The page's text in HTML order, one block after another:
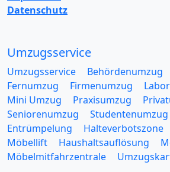
Datenschutz
Umzugsservice
Umzugsservice Behördenumzug
Fernumzug
Firmenumzug
Mini Umzug
Praxisumzug
Seniorenumzug
Studentenumzug
Entrümpelung
Halteverbotszone
Möbellift
Haushaltsauflösung
Möbelmitfahrzentrale